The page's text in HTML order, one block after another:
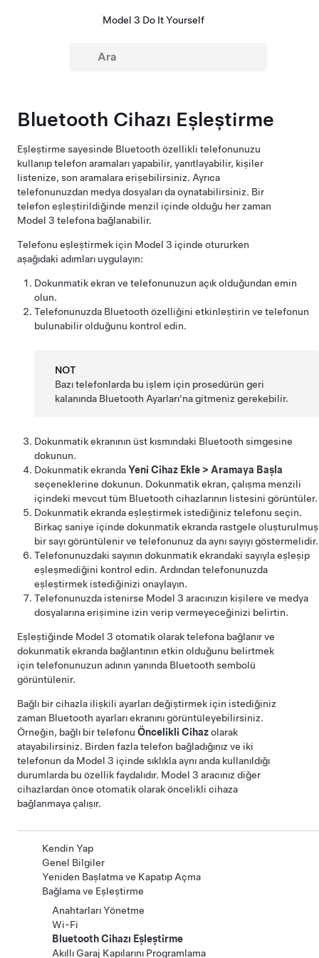
Model 3 Do It Yourself
Bluetooth Cihazı Eşleştirme
Eşleştirme sayesinde Bluetooth özellikli telefonunuzu
kullanıp telefon aramaları yapabilir, yanıtlayabilir, kişiler
listenize, son aramalara erişebilirsiniz. Ayrıca
telefonunuzdan medya dosyaları da oynatabilirsiniz. Bir
telefon eşleştirildiğinde menzil içinde olduğu her zaman
Model 3 telefona bağlanabilir.
Telefonu eşleştirmek için Model 3 içinde otururken
aşağıdaki adımları uygulayın:
Dokunmatik ekran ve telefonunuzun açık olduğundan emin
olun.
Telefonunuzda Bluetooth özelliğini etkinleştirin ve telefonun
bulunabilir olduğunu kontrol edin.
NOT
Bazı telefonlarda bu işlem için prosedürün geri
kalanında Bluetooth Ayarları'na gitmeniz gerekebilir.
Dokunmatik ekranının üst kısmındaki Bluetooth simgesine
dokunun.
Dokunmatik ekrandaYeni Cihaz Ekle > Aramaya Başla
seçeneklerine dokunun. Dokunmatik ekran, çalışma menzili
içindeki mevcut tüm Bluetooth cihazlarının listesini görüntüler.
Dokunmatik ekranda eşleştirmek istediğiniz telefonu seçin.
Birkaç saniye içinde dokunmatik ekranda rastgele oluşturulmuş
bir sayı görüntülenir ve telefonunuz da aynı sayıyı göstermelidir.
Telefonunuzdaki sayının dokunmatik ekrandaki sayıyla eşleşip
eşleşmediğini kontrol edin. Ardından telefonunuzda
eşleştirmek istediğinizi onaylayın.
Telefonunuzda istenirse Model 3 aracınızın kişilere ve medya
dosyalarına erişimine izin verip vermeyeceğinizi belirtin.
Eşleştiğinde Model 3 otomatik olarak telefona bağlanır ve
dokunmatik ekranda bağlantının etkin olduğunu belirtmek
için telefonunuzun adının yanında Bluetooth sembolü
görüntülenir.
Bağlı bir cihazla ilişkili ayarları değiştirmek için istediğiniz
zaman Bluetooth ayarları ekranını görüntüleyebilirsiniz.
Örneğin, bağlı bir telefonu Öncelikli Cihazolarak
atayabilirsiniz. Birden fazla telefon bağladığınız ve iki
telefonun da Model 3 içinde sıklıkla aynı anda kullanıldığı
durumlarda bu özellik faydalıdır. Model 3 aracınız diğer
cihazlardan önce otomatik olarak öncelikli cihaza
bağlanmaya çalışır.
Kendin Yap
Genel Bilgiler
Yeniden Başlatma ve Kapatıp Açma
Bağlama ve Eşleştirme
Anahtarları Yönetme
Wi-Fi
Bluetooth Cihazı Eşleştirme
Akıllı Garaj Kapılarını Programlama